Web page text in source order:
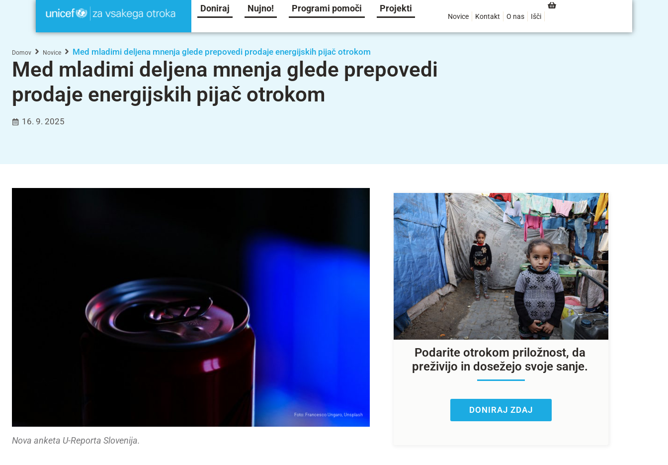
Doniraj Nujno! Programi pomoči Projekti
Novice Kontakt O nas Išči
Domov Novice Med mladimi deljena mnenja glede prepovedi prodaje energijskih pijač otrokom
Med mladimi deljena mnenja glede prepovedi
prodaje energijskih pijač otrokom
16. 9. 2025
Foto: Francesco Ungaro, Unsplash
Nova anketa U-Reporta Slovenija.
Podarite otrokom priložnost, da
preživijo in dosežejo svoje sanje.
DONIRAJ ZDAJ